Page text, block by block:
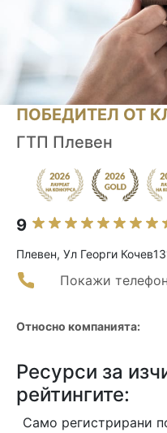
ПОБЕДИТЕЛ ОТ
ГТП Плевен
9
Плевен, Ул Георги
Покажи
Относно компанията:
Ресурси за
рейтингите:
Само регистрирани